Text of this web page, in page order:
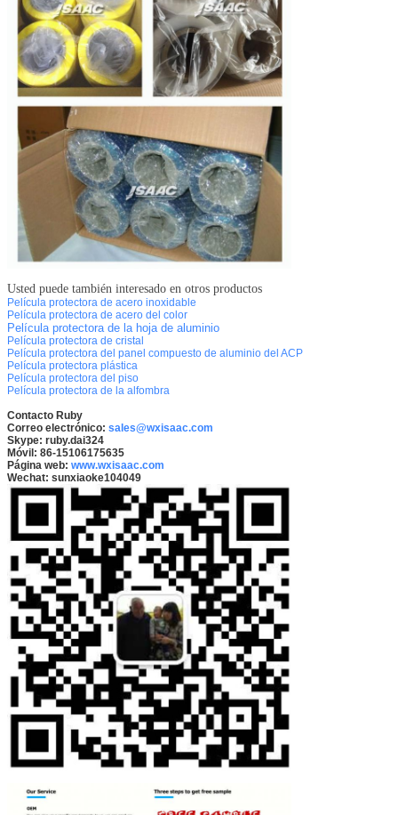
Usted puede también interesado en otros productos
Película protectora de acero inoxidable
Película protectora de acero del color
Película protectora de la hoja de aluminio
Película protectora de cristal
Película protectora del panel compuesto de aluminio del ACP
Película protectora plástica
Película protectora del piso
Película protectora de la alfombra
Contacto Ruby
Correo electrónico: sales@wxisaac.com
Skype: ruby.dai324
Móvil: 86-15106175635
Página web: www.wxisaac.com
Wechat: sunxiaoke104049